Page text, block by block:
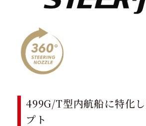
499G/T型内航船に特化
プト